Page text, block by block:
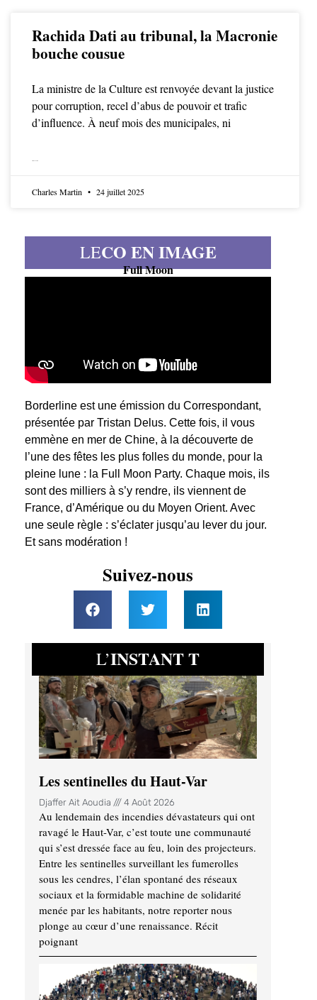
Rachida Dati au tribunal, la Macronie
bouche cousue
La ministre de la Culture est renvoyée devant la justice
pour corruption, recel d’abus de pouvoir et trafic
d’influence. À neuf mois des municipales, ni
Charles Martin 24 juillet 2025
LECO EN IMAGE
Full Moon
Borderline est une émission du Correspondant,
présentée par Tristan Delus. Cette fois, il vous
emmène en mer de Chine, à la découverte de
l’une des fêtes les plus folles du monde, pour la
pleine lune : la Full Moon Party. Chaque mois, ils
sont des milliers à s’y rendre, ils viennent de
France, d’Amérique ou du Moyen Orient. Avec
une seule règle : s’éclater jusqu’au lever du jour.
Et sans modération !
Suivez-nous
L’INSTANT T
Les sentinelles du Haut-Var
Djaffer Ait Aoudia 4 Août 2026
Au lendemain des incendies dévastateurs qui ont
ravagé le Haut-Var, c’est toute une communauté
qui s’est dressée face au feu, loin des projecteurs.
Entre les sentinelles surveillant les fumerolles
sous les cendres, l’élan spontané des réseaux
sociaux et la formidable machine de solidarité
menée par les habitants, notre reporter nous
plonge au cœur d’une renaissance. Récit
poignant